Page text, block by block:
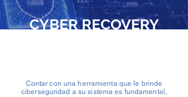
CYBER RECOVERY
Contar con una herramienta que le brinde
ciberseguridad a su sistema es fundamental,